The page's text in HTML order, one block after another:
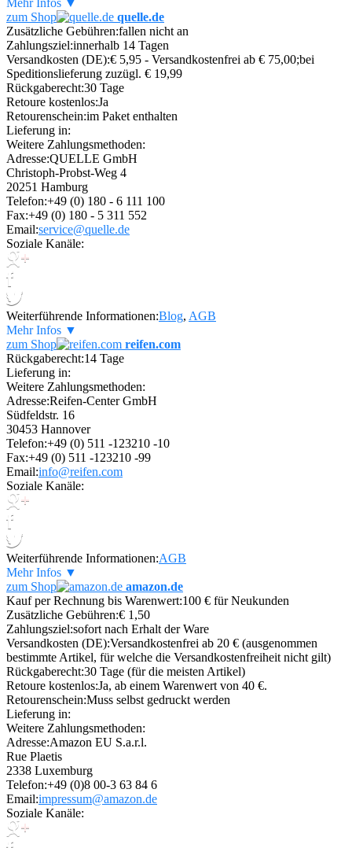
Mehr Infos ▼
zum Shop
quelle.de
Zusätzliche Gebühren:fallen nicht an
Zahlungsziel:innerhalb 14 Tagen
Versandkosten (DE):€ 5,95 - Versandkostenfrei ab € 75,00;bei
Speditionslieferung zuzügl. € 19,99
Rückgaberecht:30 Tage
Retoure kostenlos:Ja
Retourenschein:im Paket enthalten
Lieferung in:
Weitere Zahlungsmethoden:
Adresse:QUELLE GmbH
Christoph-Probst-Weg 4
20251 Hamburg
Telefon:+49 (0) 180 - 6 111 100
Fax:+49 (0) 180 - 5 311 552
Email:service@quelle.de
Soziale Kanäle:
Weiterführende Informationen:Blog, AGB
Mehr Infos ▼
zum Shop
reifen.com
Rückgaberecht:14 Tage
Lieferung in:
Weitere Zahlungsmethoden:
Adresse:Reifen-Center GmbH
Südfeldstr. 16
30453 Hannover
Telefon:+49 (0) 511 -123210 -10
Fax:+49 (0) 511 -123210 -99
Email:info@reifen.com
Soziale Kanäle:
Weiterführende Informationen:AGB
Mehr Infos ▼
zum Shop
amazon.de
Kauf per Rechnung bis Warenwert:100 € für Neukunden
Zusätzliche Gebühren:€ 1,50
Zahlungsziel:sofort nach Erhalt der Ware
Versandkosten (DE):Versandkostenfrei ab 20 € (ausgenommen
bestimmte Artikel, für welche die Versandkostenfreiheit nicht gilt)
Rückgaberecht:30 Tage (für die meisten Artikel)
Retoure kostenlos:Ja, ab einem Warenwert von 40 €.
Retourenschein:Muss selbst gedruckt werden
Lieferung in:
Weitere Zahlungsmethoden:
Adresse:Amazon EU S.a.r.l.
Rue Plaetis
2338 Luxemburg
Telefon:+49 (0)8 00-3 63 84 6
Email:impressum@amazon.de
Soziale Kanäle: